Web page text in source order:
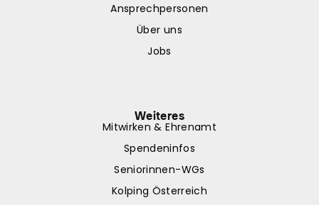
Ansprechpersonen
Über uns
Jobs
Weiteres
Mitwirken & Ehrenamt
Spendeninfos
Seniorinnen-WGs
Kolping Österreich